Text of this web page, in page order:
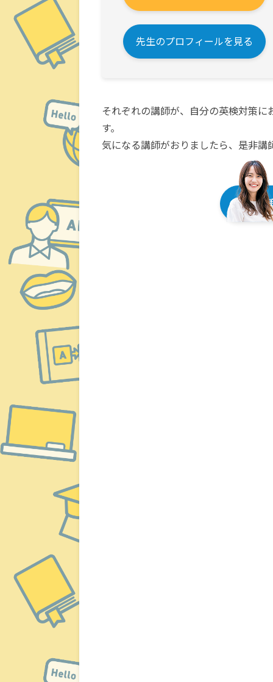
先生のプロフィールを見る
それぞれの講師が、自分の英検対策
す。
気になる講師がおりましたら、是非
英検対